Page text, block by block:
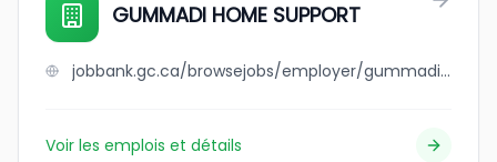
GUMMADI HOME SUPPORT
jobbank.gc.ca/browsejobs/employer/gummadi+home+support/ca
Voir les emplois et détails